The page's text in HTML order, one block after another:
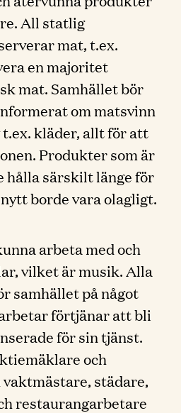
All statlig
mat, t.ex.
en majoritet
mat. Samhället bör
om matsvinn
kläder, allt för att
Produkter som är
hålla särskilt länge för
borde vara olagligt.
arbeta med och
vilket är musik. Alla
samhället på något
förtjänar att bli
för sin tjänst.
och
städare,
restaurangarbetare